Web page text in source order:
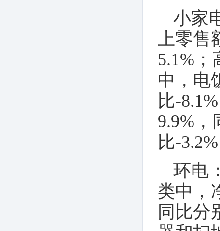
小家
上零售
5.1%；
中，电
比-
9.9%，
比-
环电
类中，
同比分